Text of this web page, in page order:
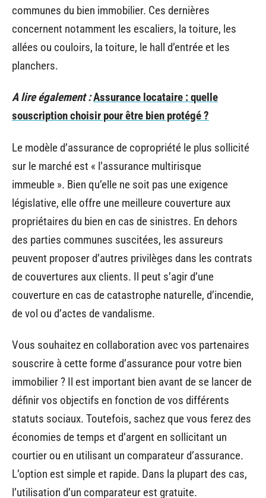
communes du bien immobilier. Ces dernières
concernent notamment les escaliers, la toiture, les
allées ou couloirs, la toiture, le hall d’entrée et les
planchers.
A lire également :Assurance locataire : quelle
souscription choisir pour être bien protégé ?
Le modèle d’assurance de copropriété le plus sollicité
sur le marché est « l’assurance multirisque
immeuble ». Bien qu’elle ne soit pas une exigence
législative, elle offre une meilleure couverture aux
propriétaires du bien en cas de sinistres. En dehors
des parties communes suscitées, les assureurs
peuvent proposer d’autres privilèges dans les contrats
de couvertures aux clients. Il peut s’agir d’une
couverture en cas de catastrophe naturelle, d’incendie,
de vol ou d’actes de vandalisme.
Vous souhaitez en collaboration avec vos partenaires
souscrire à cette forme d’assurance pour votre bien
immobilier ? Il est important bien avant de se lancer de
définir vos objectifs en fonction de vos différents
statuts sociaux. Toutefois, sachez que vous ferez des
économies de temps et d’argent en sollicitant un
courtier ou en utilisant un comparateur d’assurance.
L’option est simple et rapide. Dans la plupart des cas,
l’utilisation d’un comparateur est gratuite.